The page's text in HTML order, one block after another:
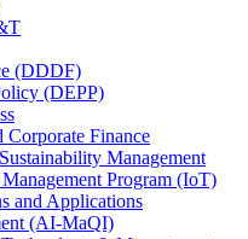
(DDDF)
(DEPP)
Finance
Management
Program (IoT)
and Applications
(AI-MaQI)